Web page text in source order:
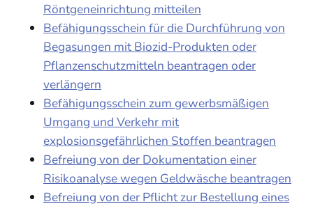
Röntgeneinrichtung mitteilen
Befähigungsschein für die Durchführung von
Begasungen mit Biozid-Produkten oder
Pflanzenschutzmitteln beantragen oder
verlängern
Befähigungsschein zum gewerbsmäßigen
Umgang und Verkehr mit
explosionsgefährlichen Stoffen beantragen
Befreiung von der Dokumentation einer
Risikoanalyse wegen Geldwäsche beantragen
Befreiung von der Pflicht zur Bestellung eines